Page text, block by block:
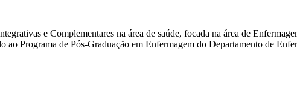
e Complementares na área de saúde, focada na área de
Programa de Pós-Graduação em Enfermagem do Departamento de